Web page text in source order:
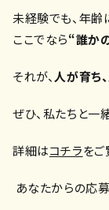
未経験でも、年齢
ここでなら“誰か
それが、人が育ち
ぜひ、私たちと一
詳細はコチラをご
あなたからの応